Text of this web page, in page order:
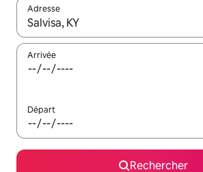
Adresse
Lorsque les résultats s'affichent,
Arrivée
Départ
Rechercher